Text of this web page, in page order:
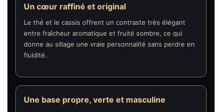
Un cœur raffiné et original
Le thé et le cassis offrent un contraste très élégant
entre fraîcheur aromatique et fruité sombre, ce qui
donne au sillage une vraie personnalité sans perdre en
fluidité.
Une base propre, verte et masculine